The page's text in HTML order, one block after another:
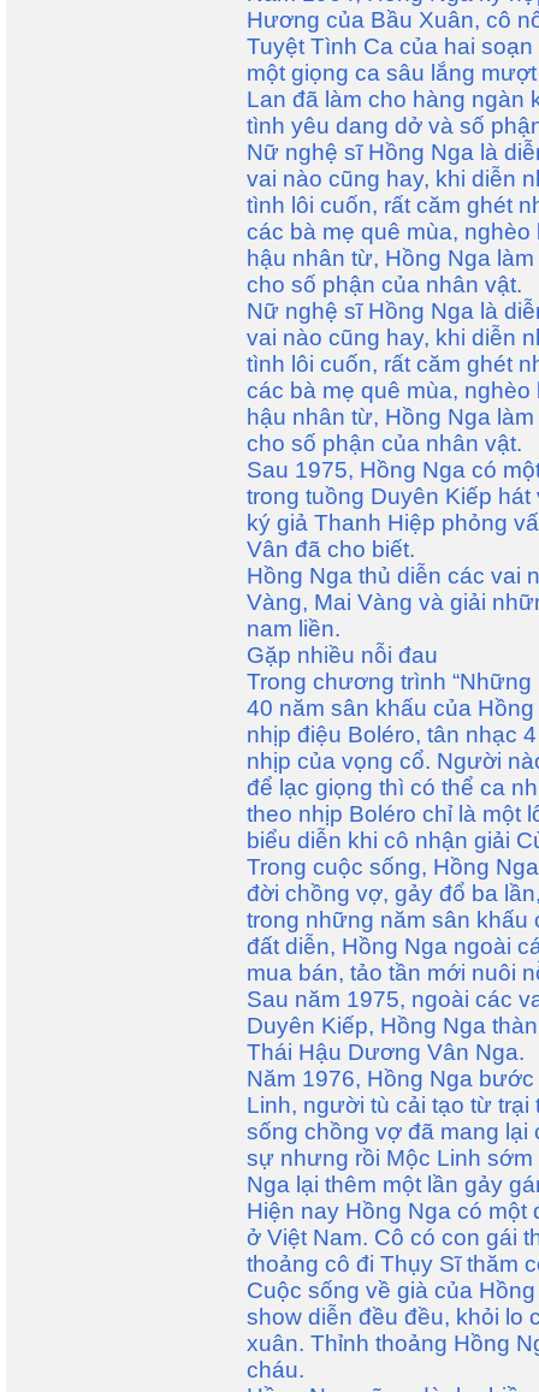
Hương của Bầu Xuân, cô
Tuyệt Tình Ca của hai
một giọng ca sâu lắng
Lan đã làm cho hàng ngàn
tình yêu dang dở và số
Nữ nghệ sĩ Hồng Nga là
vai nào cũng hay, khi diễn
tình lôi cuốn, rất căm ghét
các bà mẹ quê mùa,
hậu nhân từ, Hồng Nga
cho số phận của nhân vật.
Nữ nghệ sĩ Hồng Nga là
vai nào cũng hay, khi diễn
tình lôi cuốn, rất căm ghét
các bà mẹ quê mùa,
hậu nhân từ, Hồng Nga
cho số phận của nhân vật.
Sau 1975, Hồng Nga có
trong tuồng Duyên Kiếp
ký giả Thanh Hiệp phỏng
Vân đã cho biết.
Hồng Nga thủ diễn các vai
Vàng, Mai Vàng và giải
nam liền.
Gặp nhiều nỗi đau
Trong chương trình
40 năm sân khấu của
nhịp điệu Boléro, tân nhạc
nhịp của vọng cổ. Người
để lạc giọng thì có thể ca
theo nhịp Boléro chỉ là một
biểu diễn khi cô nhận giải
Trong cuộc sống, Hồng
đời chồng vợ, gảy đổ ba
trong những năm sân khấu
đất diễn, Hồng Nga ngoài
mua bán, tảo tần mới nuôi
Sau năm 1975, ngoài các
Duyên Kiếp, Hồng Nga
Thái Hậu Dương Vân Nga.
Năm 1976, Hồng Nga
Linh, người tù cải tạo từ
sống chồng vợ đã mang lại
sự nhưng rồi Mộc Linh
Nga lại thêm một lần gảy
Hiện nay Hồng Nga có
ở Việt Nam. Cô có con gái
thoảng cô đi Thụy Sĩ thăm
Cuộc sống về già của
show diễn đều đều, khỏi lo
xuân. Thỉnh thoảng Hồng
cháu.